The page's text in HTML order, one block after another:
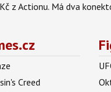
z Actionu. Má dva
Creed